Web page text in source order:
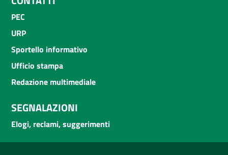
PEC
URP
Sportello informativo
Ufficio stampa
Redazione multimediale
SEGNALAZIONI
Elogi, reclami, suggerimenti